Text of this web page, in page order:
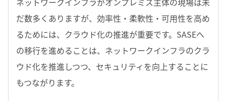
だ数多くありますが、効率性・柔軟性・可用性を高め
るためには、クラウド化の推進が重要です。SASEへ
の移行を進めることは、ネットワークインフラのクラ
ウド化を推進しつつ、セキュリティを向上することに
もつながります。